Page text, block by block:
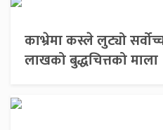
काभ्रेमा कस्ले लुट्यो
लाखको बुद्धचित्तको माला